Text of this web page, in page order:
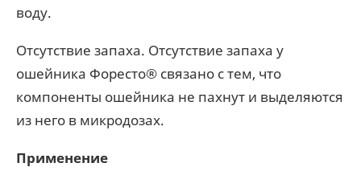
воду.
Отсутствие запаха. Отсутствие запаха у
ошейника Форесто® связано с тем, что
компоненты ошейника не пахнут и выделяются
из него в микродозах.
Применение